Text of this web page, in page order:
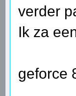
verder
Ik za
geforce